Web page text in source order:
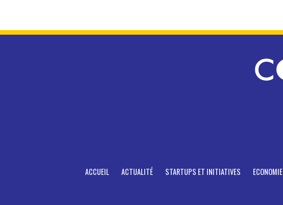
ACCUEIL ACTUALITÉ STARTUPS ET INITIATIVES ECONOMIE